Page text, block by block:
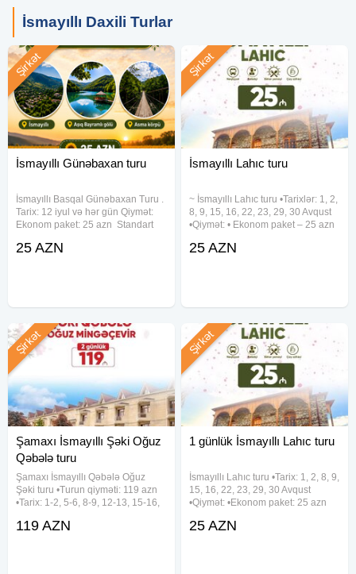
özünüzlə yemək gətirməyə icazə verilmir
•Avtobusda yerləşmə qeydiyyatdan keçmə zamanına
uyğun aparılır
•Nahar yeməyi qiymətə daxil deyil
—————————
Bizimlə əlaqə:
İsmayıllı Daxili Turlar
İsmayıllı Günəbaxan turu
İsmayıllı Basqal Günəbaxan Turu .
Tarix: 12 iyul və hər gün Qiymət: ︎
Ekonom paket: 25 azn ︎ Standart
Nəqliyyat xidməti Ekskursiyalar
Şirkət
25 AZN
İsmayıllı Lahıc turu
~ İsmayıllı Lahıc turu •Tarixlər: 1, 2,
8, 9, 15, 16, 22, 23, 29, 30 Avqust
•Qiymət: • Ekonom paket – 25 azn
yeməyi daxil) ✓ Qiymətə daxildir: •
Şirkət
25 AZN
Şamaxı İsmayıllı Şəki Oğuz
Qəbələ turu
Şamaxı İsmayıllı Qəbələ Oğuz
Şəki turu •Turun qiyməti: 119 azn
•Tarix: 1-2, 5-6, 8-9, 12-13, 15-16,
✓Qiymətə daxildir: - Komfortlu
Şirkət
119 AZN
1 günlük İsmayıllı Lahıc turu
İsmayıllı Lahıc turu •Tarix: 1, 2, 8, 9,
15, 16, 22, 23, 29, 30 Avqust
•Qiymət: •Ekonom paket: 25 azn
daxildir: •Nəqliyyat xidməti
Şirkət
25 AZN